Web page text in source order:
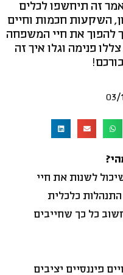
זה תיחשפו לכלים
השקעות חכמות וחיים
להפוך את חיי המשפחה
פנימה וגלו איך זה
03/
לשנות את חיי
כלכלית
כל כך שחייבים
פיננסיים יציבים